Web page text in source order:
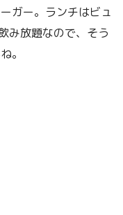
ガー。ランチはビュ
み放題なので、そう
。